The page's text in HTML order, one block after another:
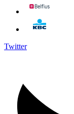
Twitter